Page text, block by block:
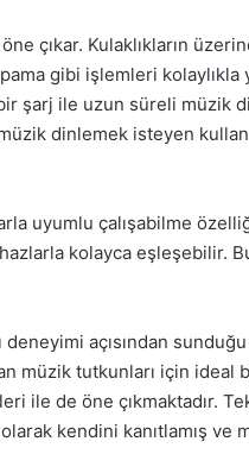
çıkar. Kulaklıkların
gibi işlemleri kolaylıkla
şarj ile uzun süreli müzik
dinlemek isteyen
uyumlu çalışabilme
kolayca eşleşebilir.
deneyimi açısından
müzik tutkunları için ideal
ile de öne çıkmaktadır.
kendini kanıtlamış ve